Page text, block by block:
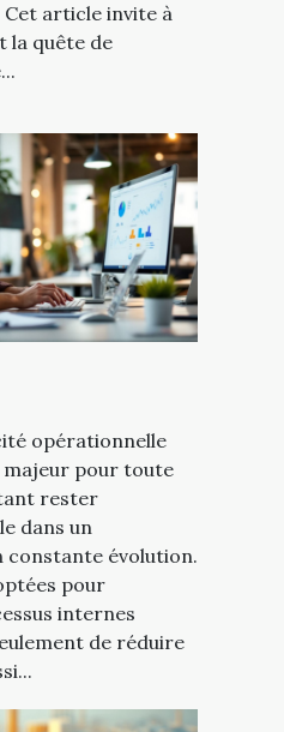
article invite à
la quête de
opérationnelle
majeur pour toute
rester
dans un
constante évolution.
pour
internes
de réduire